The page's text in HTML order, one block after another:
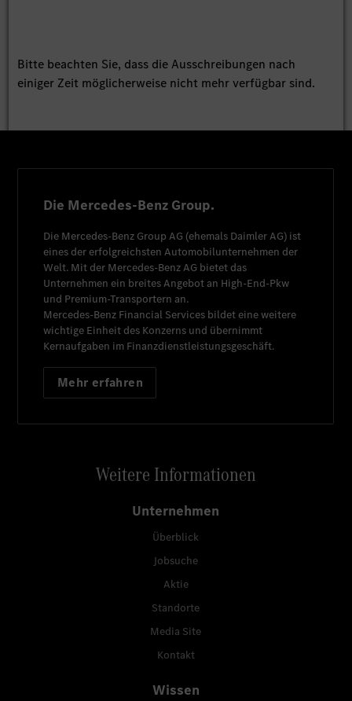
Bitte beachten Sie, dass die Ausschreibungen nach
einiger Zeit möglicherweise nicht mehr verfügbar sind.
Die Mercedes-Benz Group.
Die Mercedes-Benz Group AG (ehemals Daimler AG) ist
eines der erfolgreichsten Automobilunternehmen der
Welt. Mit der Mercedes-Benz AG bietet das
Unternehmen ein breites Angebot an High-End-Pkw
und Premium-Transportern an.
Mercedes-Benz Financial Services bildet eine weitere
wichtige Einheit des Konzerns und übernimmt
Kernaufgaben im Finanzdienstleistungsgeschäft.
Mehr erfahren
Weitere Informationen
Unternehmen
Überblick
Jobsuche
Aktie
Standorte
Media Site
Kontakt
Wissen